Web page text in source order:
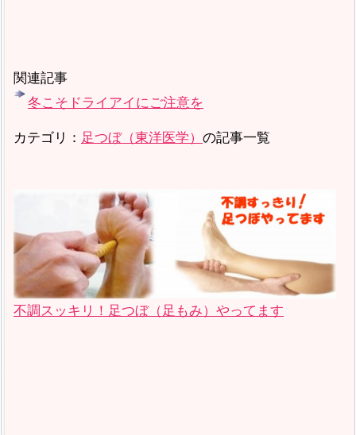
関連記事
冬こそドライアイにご注意を
カテゴリ： 足つぼ（東洋医学） の記事一覧
不調スッキリ！足つぼ（足もみ）やってます